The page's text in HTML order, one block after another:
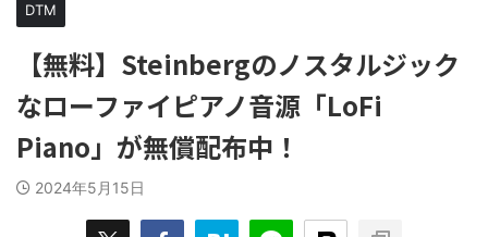
DTM
【無料】Steinbergのノスタルジック
なローファイピアノ音源「LoFi
Piano」が無償配布中！
2024年5月15日